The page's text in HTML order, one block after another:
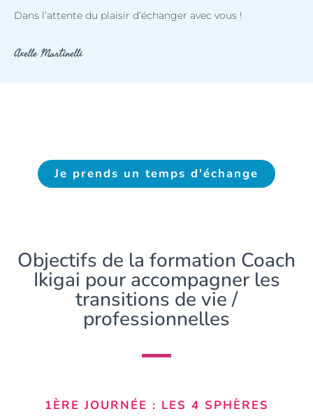
Dans l’attente du plaisir d’échanger avec vous !
Axelle Martinelli
Je prends un temps d'échange
Objectifs de la formation Coach
Ikigai pour accompagner les
transitions de vie /
professionnelles
1ÈRE JOURNÉE : LES 4 SPHÈRES